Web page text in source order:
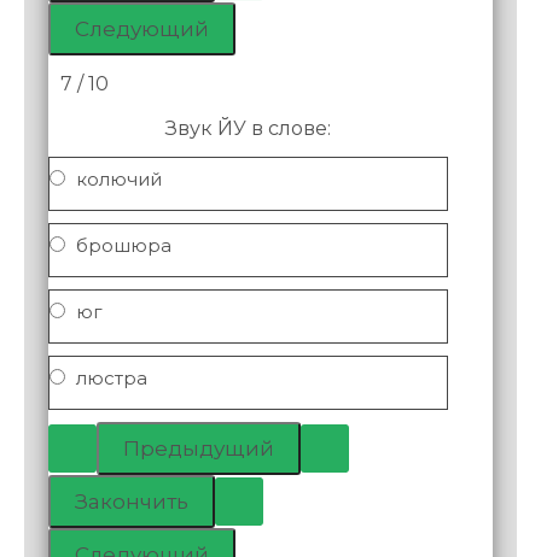
7 / 10
Звук ЙУ в слове:
колючий
брошюра
юг
люстра